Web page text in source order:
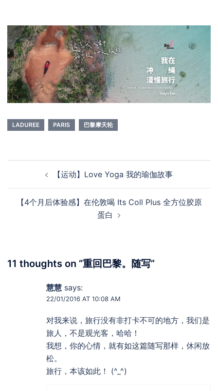
LADUREE PARIS 巴黎摩天轮
navigation【运动】Love Yoga 我的瑜伽故事
【4个月后体验感】在伦敦喝 Its Coll Plus 全方位胶原
蛋白
11 thoughts on “重回巴黎。随写”
慧慧 says:
22/01/2016 AT 10:08 AM
对我来说，旅行没有非打卡不可的地方，我们是
旅人，不是观光客，哈哈！
我想，你的心情，就有如这篇随写那样，休闲放
松。
旅行，本该如此！ (^_^)